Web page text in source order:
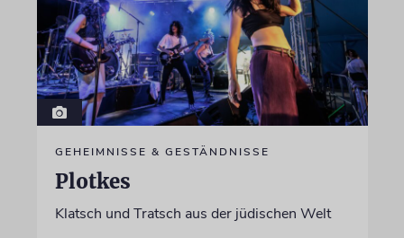
GEHEIMNISSE & GESTÄNDNISSE
Plotkes
Klatsch und Tratsch aus der jüdischen Welt